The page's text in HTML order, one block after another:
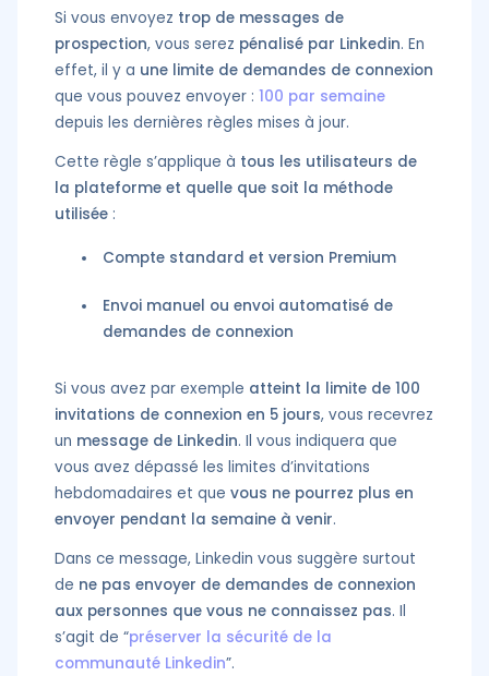
Si vous envoyez trop de messages de
prospection, vous serez pénalisé par Linkedin. En
effet, il y a une limite de demandes de connexion
que vous pouvez envoyer : 100 par semaine
depuis les dernières règles mises à jour.
Cette règle s’applique à tous les utilisateurs de
la plateforme et quelle que soit la méthode
utilisée :
Compte standard et version Premium
Envoi manuel ou envoi automatisé de
demandes de connexion
Si vous avez par exemple atteint la limite de 100
invitations de connexion en 5 jours, vous recevrez
un message de Linkedin. Il vous indiquera que
vous avez dépassé les limites d’invitations
hebdomadaires et que vous ne pourrez plus en
envoyer pendant la semaine à venir.
Dans ce message, Linkedin vous suggère surtout
de ne pas envoyer de demandes de connexion
aux personnes que vous ne connaissez pas. Il
s’agit de “préserver la sécurité de la
communauté Linkedin”.